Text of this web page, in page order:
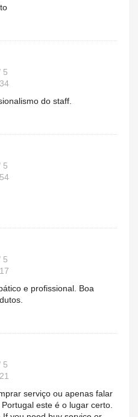
5
do staff.
5
5
e profissional. Boa
5
serviço ou apenas falar
este é o lugar certo.